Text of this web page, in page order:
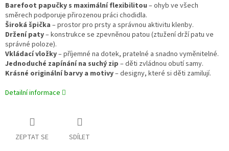
Barefoot papučky s maximální flexibilitou – ohyb ve všech
směrech podporuje přirozenou práci chodidla.
Široká špička – prostor pro prsty a správnou aktivitu klenby.
Držení paty– konstrukce se zpevněnou patou (ztužení drží patu ve
správné poloze).
Vkládací vložky– příjemné na dotek, pratelné a snadno vyměnitelné.
Jednoduché zapínání na suchý zip – děti zvládnou obutí samy.
Krásné originální barvy a motivy– designy, které si děti zamilují.
Detailní informace
ZEPTAT SE SDÍLET